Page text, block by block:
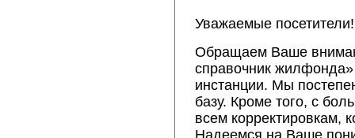
Уважаемые посетители!
Обращаем Ваше
справочник
инстанции. Мы
базу. Кроме того, с
всем корректировкам,
Надеемся на Ваше